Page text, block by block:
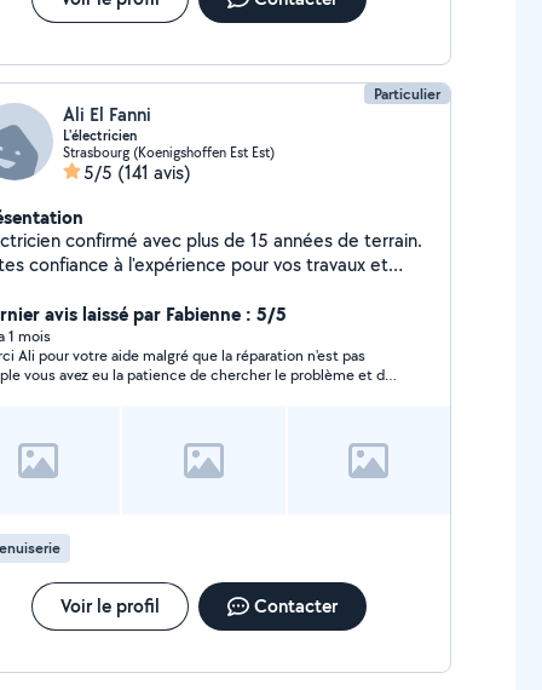
contre-collé. - Pose de cuisine. - Rénovation
Nous réalisant tout type de dépannage24/24
Particulier
Ali El Fanni
L'électricien
Strasbourg (Koenigshoffen Est Est)
5/5 (141 avis)
confirmé avec plus de 15 années de terrain.
confiance à l'expérience pour vos travaux et
avis laissé par Fabienne : 5/5
1 mois
Ali pour votre aide malgré que la réparation n'est pas
vous avez eu la patience de chercher le problème et de
merci d'avance pour votre intervention
Voir le profil Contacter